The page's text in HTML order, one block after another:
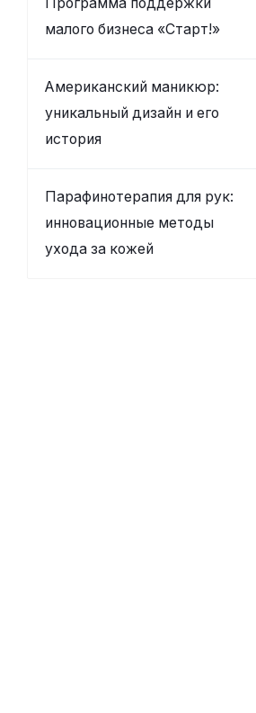
малого бизнеса «Старт!»
Американский маникюр:
уникальный дизайн и его
история
Парафинотерапия для рук:
инновационные методы
ухода за кожей